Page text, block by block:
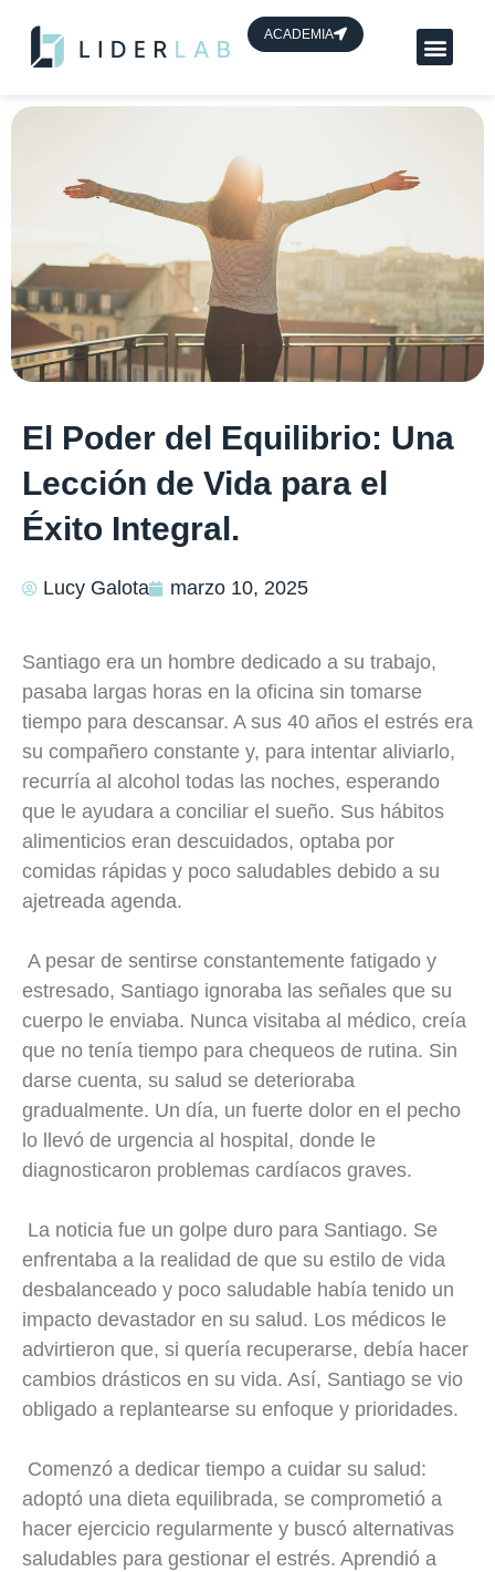
ACADEMIA
El Poder del Equilibrio: Una
Lección de Vida para el
Éxito Integral.
Lucy Galota marzo 10, 2025
Santiago era un hombre dedicado a su trabajo,
pasaba largas horas en la oficina sin tomarse
tiempo para descansar. A sus 40 años el estrés era
su compañero constante y, para intentar aliviarlo,
recurría al alcohol todas las noches, esperando
que le ayudara a conciliar el sueño. Sus hábitos
alimenticios eran descuidados, optaba por
comidas rápidas y poco saludables debido a su
ajetreada agenda.
A pesar de sentirse constantemente fatigado y
estresado, Santiago ignoraba las señales que su
cuerpo le enviaba. Nunca visitaba al médico, creía
que no tenía tiempo para chequeos de rutina. Sin
darse cuenta, su salud se deterioraba
gradualmente. Un día, un fuerte dolor en el pecho
lo llevó de urgencia al hospital, donde le
diagnosticaron problemas cardíacos graves.
La noticia fue un golpe duro para Santiago. Se
enfrentaba a la realidad de que su estilo de vida
desbalanceado y poco saludable había tenido un
impacto devastador en su salud. Los médicos le
advirtieron que, si quería recuperarse, debía hacer
cambios drásticos en su vida. Así, Santiago se vio
obligado a replantearse su enfoque y prioridades.
Comenzó a dedicar tiempo a cuidar su salud:
adoptó una dieta equilibrada, se comprometió a
hacer ejercicio regularmente y buscó alternativas
saludables para gestionar el estrés. Aprendió a